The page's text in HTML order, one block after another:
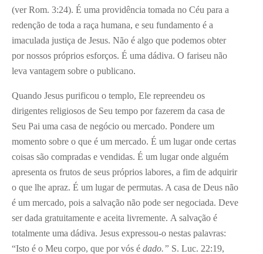
(ver Rom. 3:24). É uma providência tomada no Céu para a
redenção de toda a raça humana, e seu fundamento é a
imaculada justiça de Jesus. Não é algo que podemos obter
por nossos próprios esforços. É uma dádiva. O fariseu não
leva vantagem sobre o publicano.
Quando Jesus purificou o templo, Ele repreendeu os
dirigentes religiosos de Seu tempo por fazerem da casa de
Seu Pai uma casa de negócio ou mercado. Pondere um
momento sobre o que é um mercado. É um lugar onde certas
coisas são compradas e vendidas. É um lugar onde alguém
apresenta os frutos de seus próprios labores, a fim de adquirir
o que lhe apraz. É um lugar de permutas. A casa de Deus não
é um mercado, pois a salvação não pode ser negociada. Deve
ser dada gratuitamente e aceita livremente. A salvação é
totalmente uma dádiva. Jesus expressou-o nestas palavras:
“Isto é o Meu corpo, que por vós é dado.” S. Luc. 22:19,